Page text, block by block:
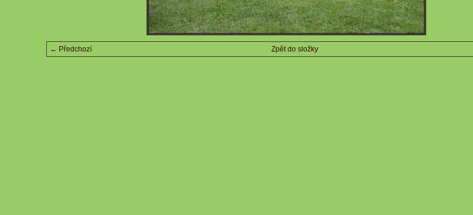
← Předchozí Zpět do složky